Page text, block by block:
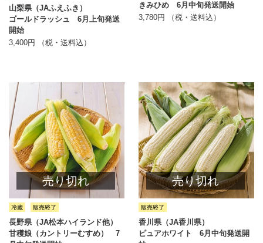
山梨県（JAふえふき）
ゴールドラッシュ 6月上旬発送
開始
3,400円 （税・送料込）
きみひめ 6月中旬発送開始
3,780円 （税・送料込）
売り切れ
長野県（JA松本ハイランド他）
甘穫娘（カントリーむすめ） 7
売り切れ
香川県（JA香川県）
ピュアホワイト 6月中旬発送開